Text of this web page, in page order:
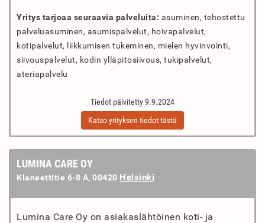
Yritys tarjoaa seuraavia palveluita: asuminen, tehostettu
palveluasuminen, asumispalvelut, hoivapalvelut,
kotipalvelut, liikkumisen tukeminen, mielen hyvinvointi,
siivouspalvelut, kodin ylläpitosiivous, tukipalvelut,
ateriapalvelu
Tiedot päivitetty 9.9.2024
Katso yrityksen tiedot tästä
LUMINA CARE OY
Klaneettitie 6-8 A, 00420 Helsinki
Lumina Care Oy on asiakaslähtöinen koti- ja